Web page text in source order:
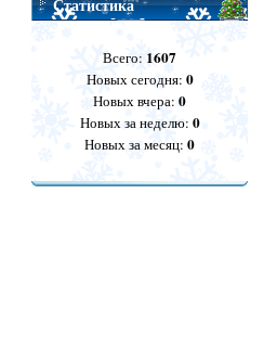
Статистика
Всего: 1607
Новых сегодня: 0
Новых вчера:0
Новых за неделю: 0
Новых за месяц:0